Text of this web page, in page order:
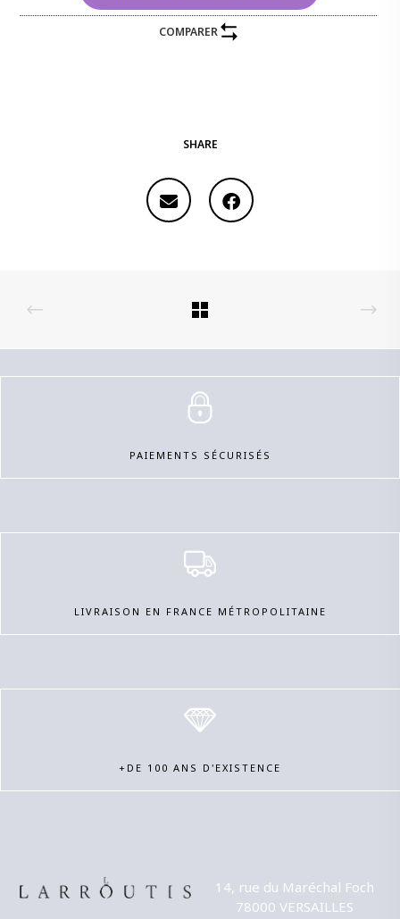
COMPARER
SHARE
PAIEMENTS SÉCURISÉS
LIVRAISON EN FRANCE MÉTROPOLITAINE
+DE 100 ANS D'EXISTENCE
14, rue du Maréchal Foch
78000 VERSAILLES